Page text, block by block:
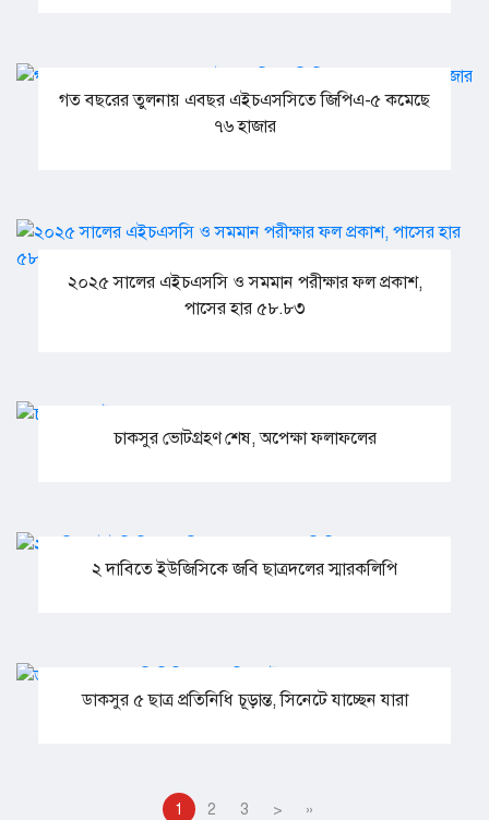
গত বছরের তুলনায় এবছর এইচএসসিতে জিপিএ-৫ কমেছে
৭৬ হাজার
২০২৫ সালের এইচএসসি ও সমমান পরীক্ষার ফল প্রকাশ,
পাসের হার ৫৮.৮৩
চাকসুর ভোটগ্রহণ শেষ, অপেক্ষা ফলাফলের
২ দাবিতে ইউজিসিকে জবি ছাত্রদলের স্মারকলিপি
ডাকসুর ৫ ছাত্র প্রতিনিধি চূড়ান্ত, সিনেটে যাচ্ছেন যারা
1 2 3 > »